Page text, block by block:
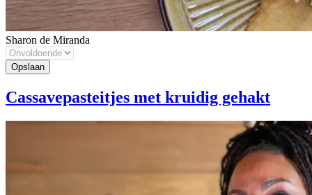
Sharon de Miranda
Cassavepasteitjes met kruidig gehakt